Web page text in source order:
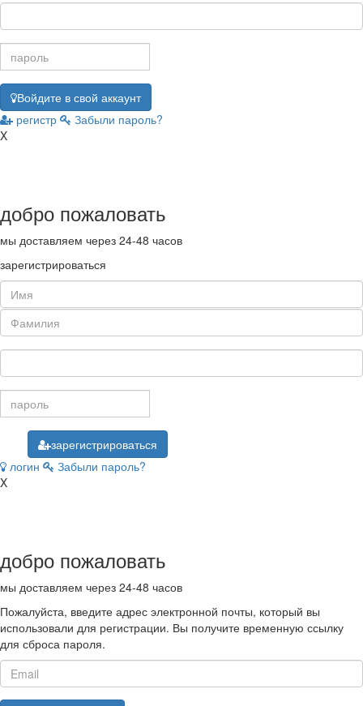
Войдите в свой аккаунт
регистр
Забыли пароль?
X
добро пожаловать
мы доставляем через 24-48 часов
зарегистрироваться
зарегистрироваться
логин
Забыли пароль?
X
добро пожаловать
мы доставляем через 24-48 часов
Пожалуйста, введите адрес электронной почты, который вы
использовали для регистрации. Вы получите временную ссылку
для сброса пароля.